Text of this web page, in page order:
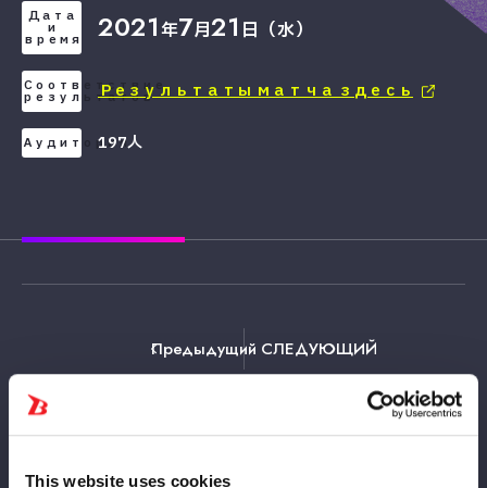
This website uses cookies
Дата
и
время 2021年7月21 日（水）
Соответствие
результатовРезультаты матча здесь
Аудитория
197人
Предыдущий СЛЕДУЮЩИЙ